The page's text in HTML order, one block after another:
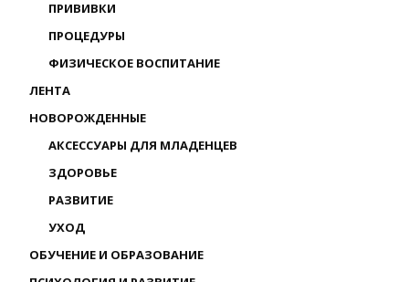
ПРИВИВКИ
ПРОЦЕДУРЫ
ФИЗИЧЕСКОЕ ВОСПИТАНИЕ
ЛЕНТА
НОВОРОЖДЕННЫЕ
АКСЕССУАРЫ ДЛЯ МЛАДЕНЦЕВ
ЗДОРОВЬЕ
РАЗВИТИЕ
УХОД
ОБУЧЕНИЕ И ОБРАЗОВАНИЕ